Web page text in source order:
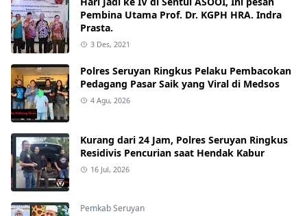
Pembina Utama Prof. Dr. KGPH HRA. Indra
Prasta.
3 Des, 2021
Polres Seruyan Ringkus Pelaku Pembacokan
Pedagang Pasar Saik yang Viral di Medsos
4 Agu, 2026
Kurang dari 24 Jam, Polres Seruyan Ringkus
Residivis Pencurian saat Hendak Kabur
16 Jul, 2026
Pemkab Seruyan